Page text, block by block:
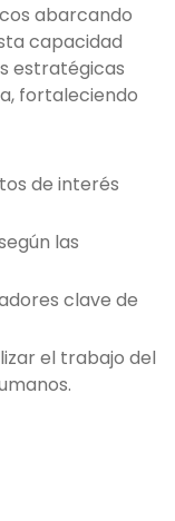
abarcando
capacidad
estratégicas
fortaleciendo
de interés
las
clave de
el trabajo del